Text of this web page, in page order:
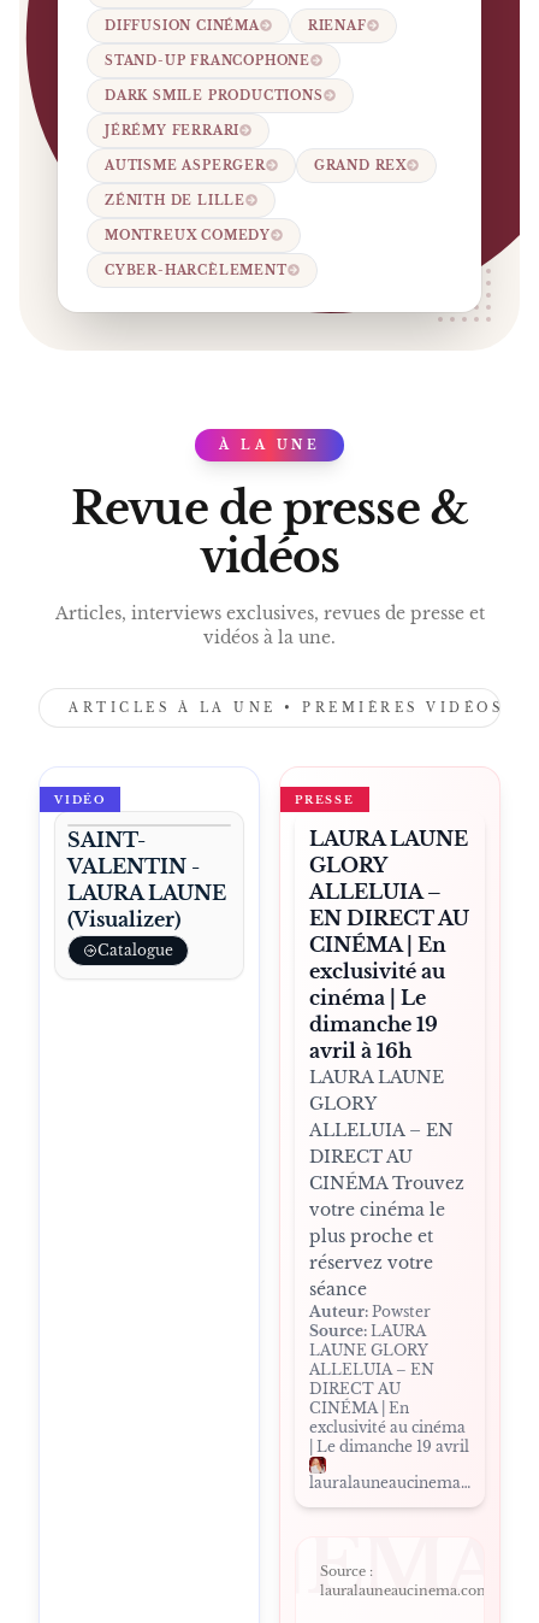
DIFFUSION CINÉMA RIENAF
STAND-UP FRANCOPHONE
DARK SMILE PRODUCTIONS
JÉRÉMY FERRARI
AUTISME ASPERGER GRAND REX
ZÉNITH DE LILLE
MONTREUX COMEDY
CYBER-HARCÈLEMENT
PRESS
À LA UNE
Revue de presse &
vidéos
Articles, interviews exclusives, revues de presse et
vidéos à la une.
ARTICLES À LA UNE • PREMIÈRES VIDÉOS •
VIDÉO
SAINT-
VALENTIN -
LAURA LAUNE
(Visualizer)
Catalogue
PRESSE
LAURA LAUNE
GLORY
ALLELUIA –
EN DIRECT AU
CINÉMA | En
exclusivité au
cinéma | Le
dimanche 19
avril à 16h
LAURA LAUNE
GLORY
ALLELUIA – EN
DIRECT AU
CINÉMA Trouvez
votre cinéma le
plus proche et
réservez votre
séance
Auteur: Powster
Source: LAURA
LAUNE GLORY
ALLELUIA – EN
DIRECT AU
CINÉMA | En
exclusivité au cinéma
| Le dimanche 19 avril
lauralauneaucinema.com
Source :
lauralauneaucinema.com